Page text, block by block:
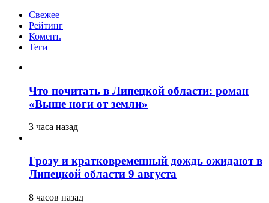
Свежее
Рейтинг
Комент.
Теги
Что почитать в Липецкой области: роман
«Выше ноги от земли»
3 часа назад
Грозу и кратковременный дождь ожидают в
Липецкой области 9 августа
8 часов назад